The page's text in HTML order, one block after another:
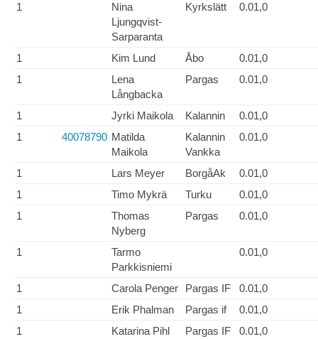
1
Nina
Ljungqvist-
Sarparanta
Kyrkslätt 0.01,0
1 Kim Lund Åbo
0.01,0
1
Lena
Långbacka
Pargas 0.01,0
1 Jyrki Maikola Kalannin
0.01,0
1
40078790 Matilda
Maikola
Kalannin
Vankka
0.01,0
1 Lars Meyer BorgåAk
0.01,0
1
Timo Mykrä Turku
0.01,0
1
Thomas
Nyberg
Pargas 0.01,0
1
Tarmo
Parkkisniemi
0.01,0
1 Carola Penger Pargas IF
0.01,0
1
Erik Phalman Pargas if
0.01,0
1
Katarina Pihl Pargas IF 0.01,0